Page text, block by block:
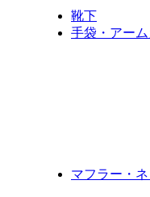
靴下
手袋・アー
マフラー・